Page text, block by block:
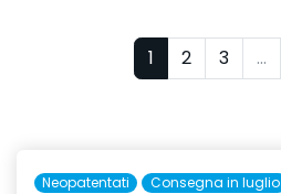
1 2 3 ...
Neopatentati Consegna in luglio